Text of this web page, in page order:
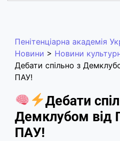
Пенітенціарна академія
Новини > Новини
Дебати спільно з
ПАУ!
Дебати
Демклубом від
ПАУ!